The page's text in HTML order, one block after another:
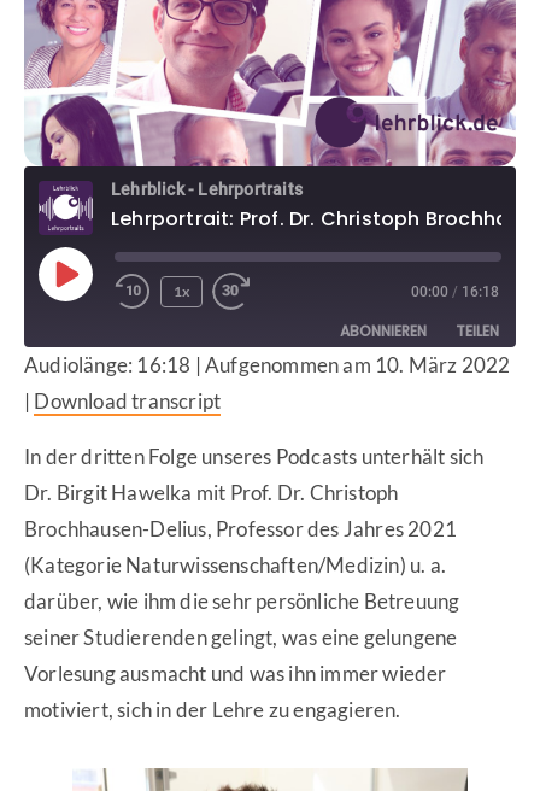
Lehrblick - Lehrportraits
1x 00:00 / 16:18
ABONNIEREN TEILEN
Apple Podcasts
RSS FEED
TEILEN
LINK
EMBED
Audiolänge: 16:18 |Aufgenommen am 10. März 2022
| Download transcript
In der dritten Folge unseres Podcasts unterhält sich
Dr. Birgit Hawelka mit Prof. Dr. Christoph
Brochhausen-Delius, Professor des Jahres 2021
(Kategorie Naturwissenschaften/Medizin) u. a.
darüber, wie ihm die sehr persönliche Betreuung
seiner Studierenden gelingt, was eine gelungene
Vorlesung ausmacht und was ihn immer wieder
motiviert, sich in der Lehre zu engagieren.